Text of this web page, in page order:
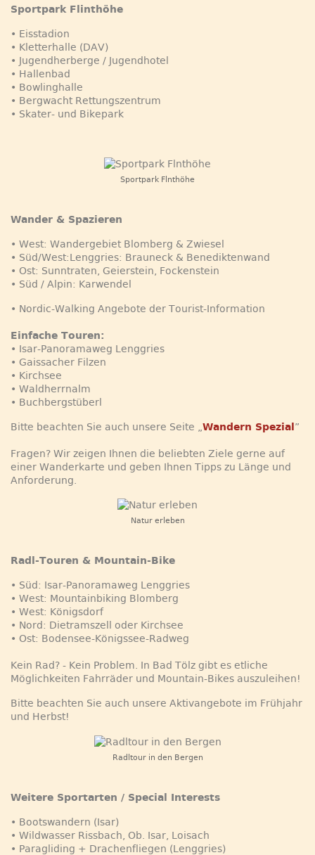
Sportpark Flinthöhe
• Eisstadion
• Kletterhalle (DAV)
• Jugendherberge / Jugendhotel
• Hallenbad
• Bowlinghalle
• Bergwacht Rettungszentrum
• Skater- und Bikepark
Sportpark Flnthöhe
Wander & Spazieren
• West: Wandergebiet Blomberg & Zwiesel
• Süd/West:Lenggries: Brauneck & Benediktenwand
• Ost: Sunntraten, Geierstein, Fockenstein
• Süd / Alpin: Karwendel
• Nordic-Walking Angebote der Tourist-Information
Einfache Touren:
• Isar-Panoramaweg Lenggries
• Gaissacher Filzen
• Kirchsee
• Waldherrnalm
• Buchbergstüberl
Bitte beachten Sie auch unsere Seite „ Wandern Spezial”
Fragen? Wir zeigen Ihnen die beliebten Ziele gerne auf
einer Wanderkarte und geben Ihnen Tipps zu Länge und
Anforderung.
Natur erleben
Radl-Touren & Mountain-Bike
• Süd: Isar-Panoramaweg Lenggries
• West: Mountainbiking Blomberg
• West: Königsdorf
• Nord: Dietramszell oder Kirchsee
• Ost: Bodensee-Königssee-Radweg
Kein Rad? - Kein Problem. In Bad Tölz gibt es etliche
Möglichkeiten Fahrräder und Mountain-Bikes auszuleihen!
Bitte beachten Sie auch unsere Aktivangebote im Frühjahr
und Herbst!
Radltour in den Bergen
Weitere Sportarten / Special Interests
• Bootswandern (Isar)
• Wildwasser Rissbach, Ob. Isar, Loisach
• Paragliding + Drachenfliegen (Lenggries)